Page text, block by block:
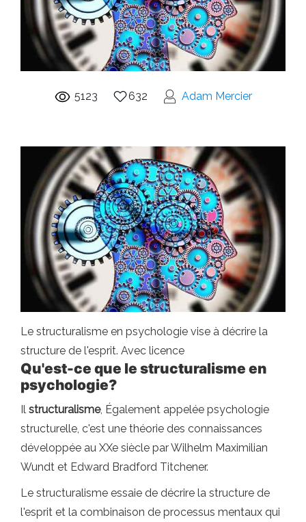
5123 632 Adam Mercier
Le structuralisme en psychologie vise à décrire la
structure de l'esprit. Avec licence
Qu'est-ce que le structuralisme en
psychologie?
Il structuralisme, Également appelée psychologie
structurelle, c'est une théorie des connaissances
développée au XXe siècle par Wilhelm Maximilian
Wundt et Edward Bradford Titchener.
Le structuralisme essaie de décrire la structure de
l'esprit et la combinaison de processus mentaux qui